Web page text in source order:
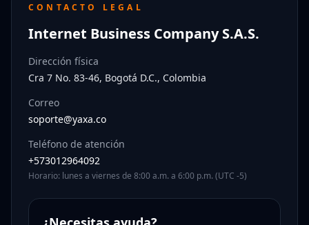
CONTACTO LEGAL
Internet Business Company S.A.S.
Dirección física
Cra 7 No. 83-46, Bogotá D.C., Colombia
Correo
soporte@yaxa.co
Teléfono de atención
+573012964092
Horario: lunes a viernes de 8:00 a.m. a 6:00 p.m. (UTC -5)